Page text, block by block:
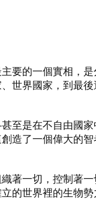
要的一個實相，
世界國家，到最後
至是在不自由國
造了一個偉大的
著一切，控制著
的世界裡的生物